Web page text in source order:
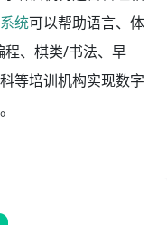
统可以帮助语言、体
、棋类/书法、早
等培训机构实现数字